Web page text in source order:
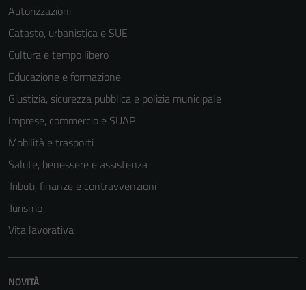
Autorizzazioni
Catasto, urbanistica e SUE
Cultura e tempo libero
Educazione e formazione
Giustizia, sicurezza pubblica e polizia municipale
Imprese, commercio e SUAP
Mobilità e trasporti
Salute, benessere e assistenza
Tributi, finanze e contravvenzioni
Turismo
Vita lavorativa
NOVITÀ